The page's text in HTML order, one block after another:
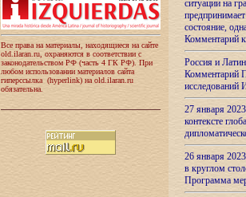
Все права на материалы, находящиеся на сайте
old.ilaran.ru, охраняются в соответствии с
законодательством РФ (часть 4 ГК РФ). При
любом использовании материалов сайта
гиперссылка (hyperlink) на old.ilaran.ru
обязательна.
ситуации на
состояние,
Комментарий
Россия и
Комментарий
27 января
контексте
26 января
в круглом
Программа